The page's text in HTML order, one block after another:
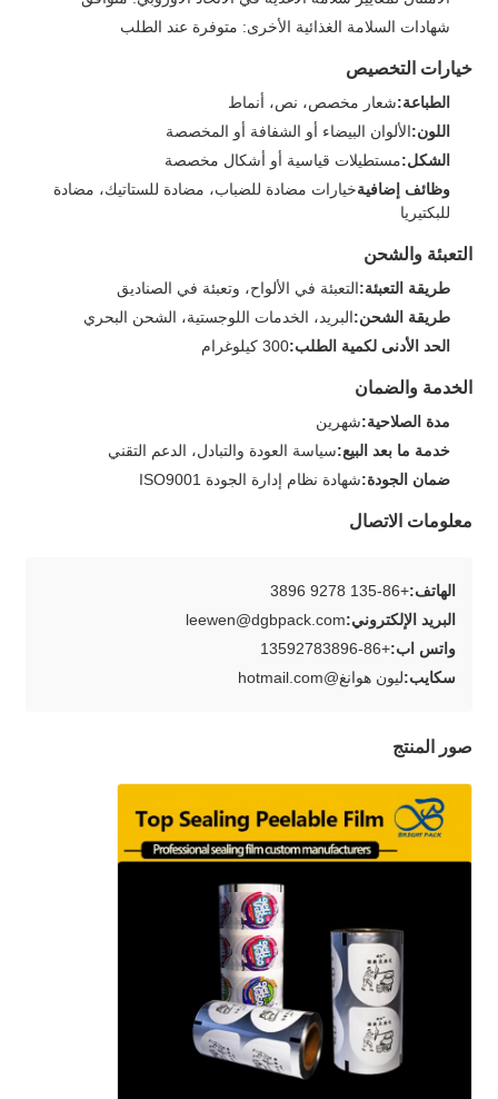
شهادات السلامة الغذائية الأخرى: متوفرة عند الطلب
خيارات التخصيص
الطباعة:شعار مخصص، نص، أنماط
اللون:الألوان البيضاء أو الشفافة أو المخصصة
الشكل:مستطيلات قياسية أو أشكال مخصصة
وظائف إضافيةخيارات مضادة للضباب، مضادة للستاتيك، مضادة
للبكتيريا
التعبئة والشحن
طريقة التعبئة:التعبئة في الألواح، وتعبئة في الصناديق
طريقة الشحن:البريد، الخدمات اللوجستية، الشحن البحري
الحد الأدنى لكمية الطلب:300 كيلوغرام
الخدمة والضمان
مدة الصلاحية:شهرين
خدمة ما بعد البيع:سياسة العودة والتبادل، الدعم التقني
ضمان الجودة:شهادة نظام إدارة الجودة ISO9001
معلومات الاتصال
الهاتف:+86-135 9278 3896
البريد الإلكتروني:leewen@dgbpack.com
واتس اب:+86-13592783896
سكايب:ليون هوانغ@hotmail.com
صور المنتج